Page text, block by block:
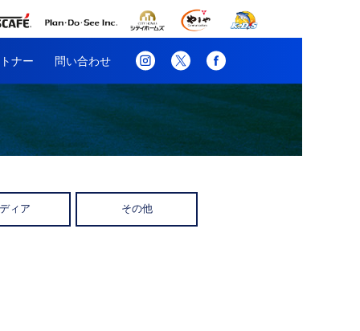
ナー 問い合わせ
ィア その他